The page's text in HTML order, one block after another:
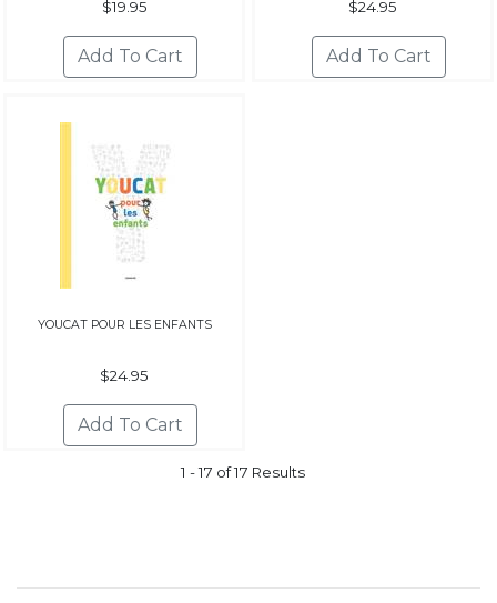
$19.95 $24.95
YOUCAT POUR LES ENFANTS
$24.95
1 - 17 of 17 Results